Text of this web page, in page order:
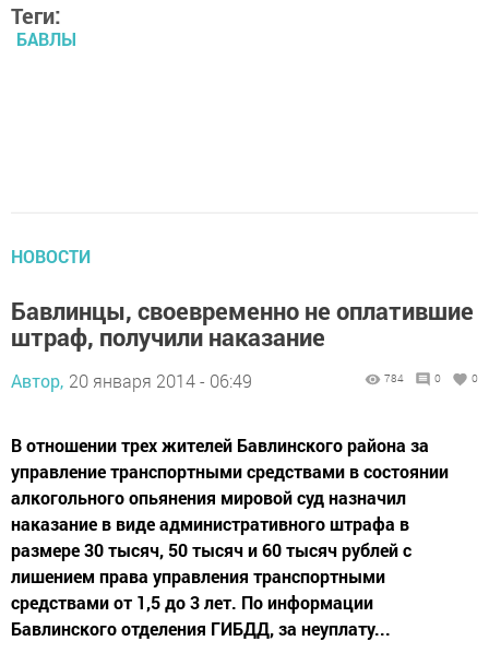
Теги:
БАВЛЫ
НОВОСТИ
Бавлинцы, своевременно не оплатившие
штраф, получили наказание
Автор, 20 января 2014 - 06:49 784 0 0
В отношении трех жителей Бавлинского района за
управление транспортными средствами в состоянии
алкогольного опьянения мировой суд назначил
наказание в виде административного штрафа в
размере 30 тысяч, 50 тысяч и 60 тысяч рублей с
лишением права управления транспортными
средствами от 1,5 до 3 лет. По информации
Бавлинского отделения ГИБДД, за неуплату...